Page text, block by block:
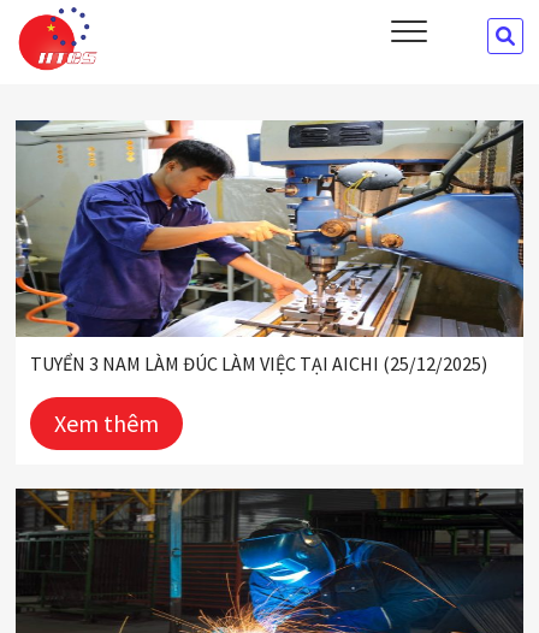
content
CÔNG TY CỔ PHẦN ĐÀO TẠO VÀ CUNG ỨNG NHÂN LỰC HTCS
TUYỂN 3 NAM LÀM ĐÚC LÀM VIỆC TẠI AICHI (25/12/2025)
Xem thêm